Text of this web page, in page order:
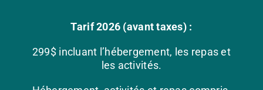
Tarif 2026 (avant taxes) :
299$ incluant l’hébergement, les repas et
les activités.